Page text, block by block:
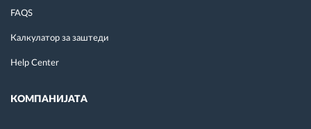
FAQS
Калкулатор за заштеди
Help Center
КОМПАНИЈАТА